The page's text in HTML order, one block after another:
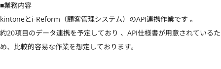
■業務内容
kintoneとi-Reform（顧客管理システム）のAPI連携作業です 。
約20項目のデータ連携を予定しており 、API仕様書が用意されているた
め、比較的容易な作業を想定しております。